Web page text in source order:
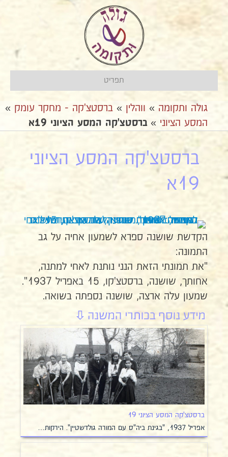
תפריט
גולה ותקומה » ווהלין » ברסטצ'קה - מחקר עומק »
המסע הציוני »ברסטצ'קה המסע הציוני 19א
ברסטצ'קה המסע הציוני
19א
הקדשת שושנה ספרא לשמעון אחיה על גב
התמונה:
"את תמונתי הזאת הנני נותנת לאחי למתנה,
אחותך, שושנה, ברסטצ'קו, 15 באפריל 1937".
שמעון עלה ארצה, שושנה נספתה בשואה.
ברסטצ'קה המסע הציוני 19
אפריל 1937, "בגינת ביה"ס עם המורה גולדשטיין". הירקות…